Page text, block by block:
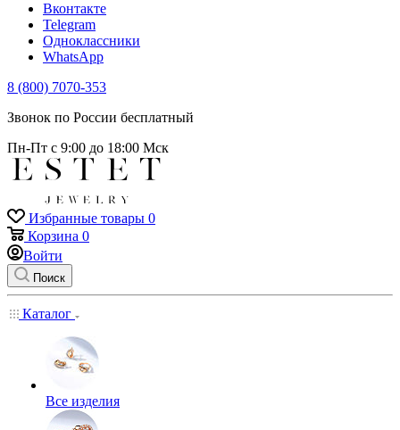
Вконтакте
Telegram
Одноклассники
WhatsApp
8 (800) 7070-353
Звонок по России бесплатный
Пн-Пт с 9:00 до 18:00 Мск
Избранные товары 0
Корзина 0
Войти
Поиск
Каталог
Все изделия